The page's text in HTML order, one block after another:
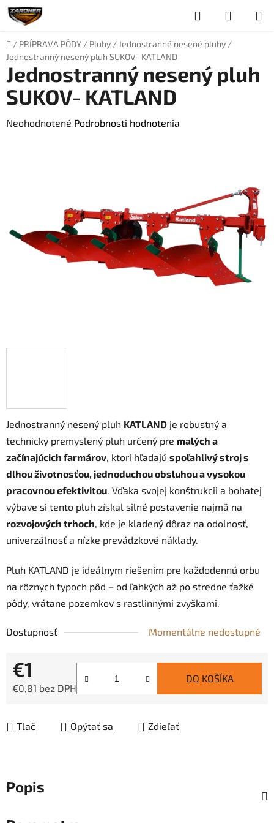
Prejsť
na
obsah
Hľadať
KOŠÍK
Domov
/ PRÍPRAVA PÔDY / Pluhy / Jednostranné nesené pluhy /
Jednostranný nesený pluh SUKOV- KATLAND
Jednostranný nesený pluh KATLAND je robustný a
technicky premyslený pluh určený pre malých a
začínajúcich farmárov, ktorí hľadajú spoľahlivý stroj s
dlhou životnosťou, jednoduchou obsluhou a vysokou
pracovnou efektivitou. Vďaka svojej konštrukcii a bohatej
výbave si tento pluh získal silné postavenie najmä na
rozvojových trhoch, kde je kladený dôraz na odolnosť,
univerzálnosť a nízke prevádzkové náklady.
Pluh KATLAND je ideálnym riešením pre každodennú orbu
na rôznych typoch pôd – od ľahkých až po stredne ťažké
pôdy, vrátane pozemkov s rastlinnými zvyškami.
Dostupnosť Momentálne nedostupné
€1
€0,81 bez DPH
DO KOŠÍKA
Tlač Opýtať sa Zdieľať
Jednostranný nesený pluh
SUKOV- KATLAND
Priemerné
hviezdičiek.
Neohodnotené Podrobnosti hodnotenia
Popis